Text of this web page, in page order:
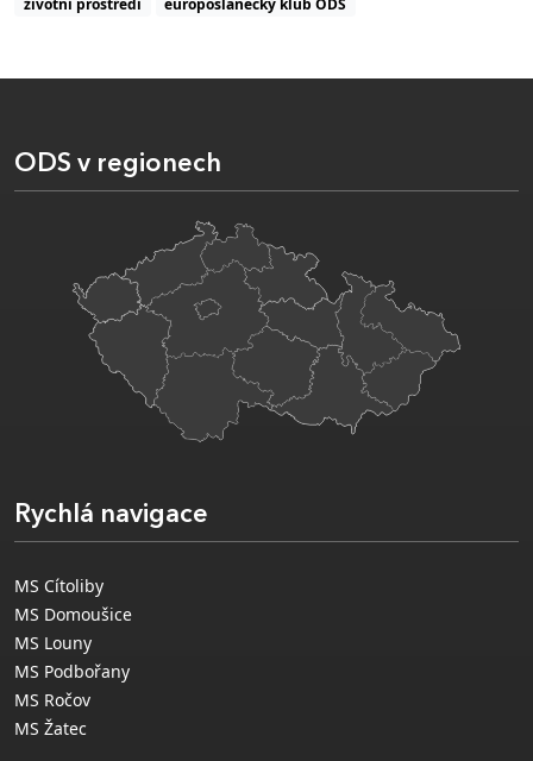
ODS v regionech
Rychlá navigace
MS Cítoliby
MS Domoušice
MS Louny
MS Podbořany
MS Ročov
MS Žatec